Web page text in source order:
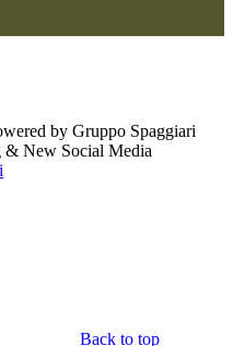
by Gruppo Spaggiari
& New Social Media
Back to top